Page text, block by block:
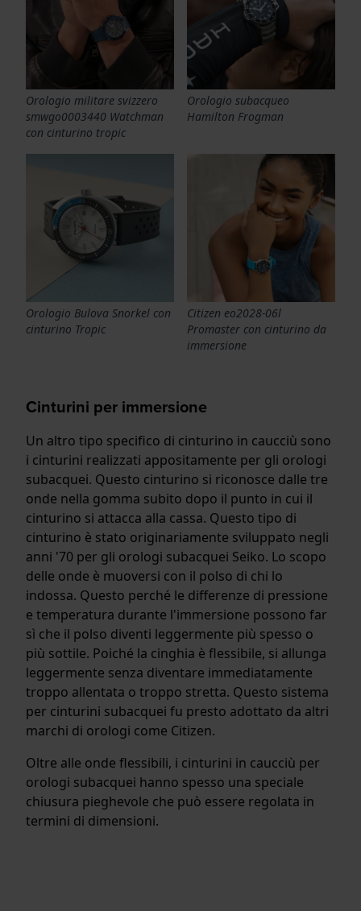
Orologio militare svizzero
smwgo0003440 Watchman
con cinturino tropic
Orologio subacqueo
Hamilton Frogman
Orologio Bulova Snorkel con
cinturino Tropic
Citizen eo2028-06l
Promaster con cinturino da
immersione
Cinturini per immersione
Un altro tipo specifico di cinturino in caucciù sono
i cinturini realizzati appositamente per gli orologi
subacquei. Questo cinturino si riconosce dalle tre
onde nella gomma subito dopo il punto in cui il
cinturino si attacca alla cassa. Questo tipo di
cinturino è stato originariamente sviluppato negli
anni '70 per gli orologi subacquei Seiko. Lo scopo
delle onde è muoversi con il polso di chi lo
indossa. Questo perché le differenze di pressione
e temperatura durante l'immersione possono far
sì che il polso diventi leggermente più spesso o
più sottile. Poiché la cinghia è flessibile, si allunga
leggermente senza diventare immediatamente
troppo allentata o troppo stretta. Questo sistema
per cinturini subacquei fu presto adottato da altri
marchi di orologi come Citizen.
Oltre alle onde flessibili, i cinturini in caucciù per
orologi subacquei hanno spesso una speciale
chiusura pieghevole che può essere regolata in
termini di dimensioni.